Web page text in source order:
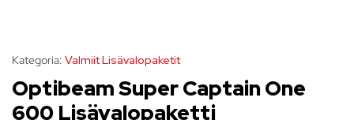
Kategoria: Valmiit Lisävalopaketit
Optibeam Super Captain One
600 Lisävalopaketti